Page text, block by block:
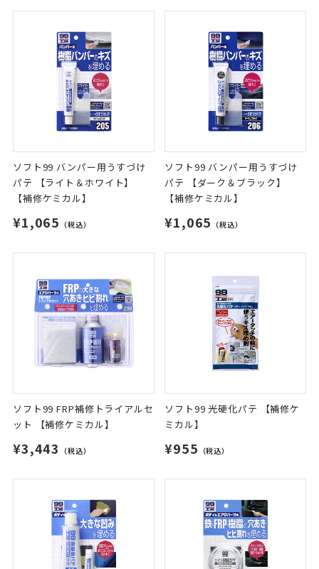
ソフト99 バンパー用うすづけ
パテ 【ライト＆ホワイト】
【補修ケミカル】
¥1,065 （税込）
ソフト99 バンパー用うすづけ
パテ 【ダーク＆ブラック】
【補修ケミカル】
¥1,065 （税込）
ソフト99 FRP補修トライアルセ
ット 【補修ケミカル】
¥3,443 （税込）
ソフト99 光硬化パテ 【補修ケ
ミカル】
¥955 （税込）